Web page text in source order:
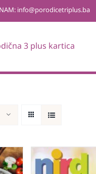
NAM: info@porodicetriplus.ba
3 plus kartica